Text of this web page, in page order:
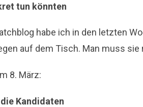
tun könnten
habe ich in den letzten
auf dem Tisch. Man muss sie
8. März:
Kandidaten